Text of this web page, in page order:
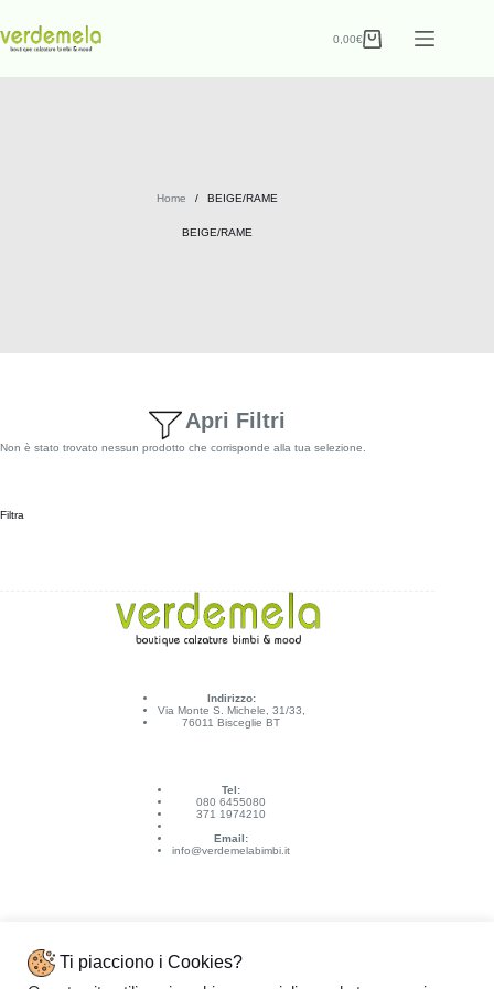
0,00€
Home / BEIGE/RAME
BEIGE/RAME
Apri Filtri
Non è stato trovato nessun prodotto che corrisponde alla tua selezione.
Filtra
Indirizzo:
Via Monte S. Michele, 31/33,
76011 Bisceglie BT
Tel:
080 6455080
371 1974210
Email:
info@verdemelabimbi.it
Ti piacciono i Cookies?